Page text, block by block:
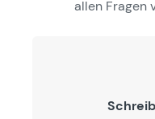
allen Fragen